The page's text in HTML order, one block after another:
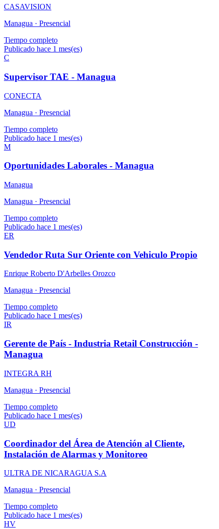
CASAVISION
Managua · Presencial
Tiempo completo
Publicado hace 1 mes(es)
C
Supervisor TAE - Managua
CONECTA
Managua · Presencial
Tiempo completo
Publicado hace 1 mes(es)
M
Oportunidades Laborales - Managua
Managua
Managua · Presencial
Tiempo completo
Publicado hace 1 mes(es)
ER
Vendedor Ruta Sur Oriente con Vehiculo Propio
Enrique Roberto D'Arbelles Orozco
Managua · Presencial
Tiempo completo
Publicado hace 1 mes(es)
IR
Gerente de País - Industria Retail Construcción -
Managua
INTEGRA RH
Managua · Presencial
Tiempo completo
Publicado hace 1 mes(es)
UD
Coordinador del Área de Atención al Cliente,
Instalación de Alarmas y Monitoreo
ULTRA DE NICARAGUA S.A
Managua · Presencial
Tiempo completo
Publicado hace 1 mes(es)
HV